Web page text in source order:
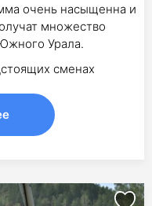
очень насыщенна и
множество
Урала.
сменах